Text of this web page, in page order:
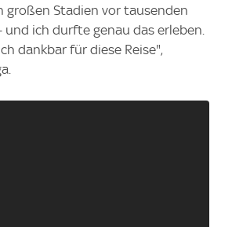
großen Stadien vor tausenden
und ich durfte genau das erleben.
dankbar für diese Reise",